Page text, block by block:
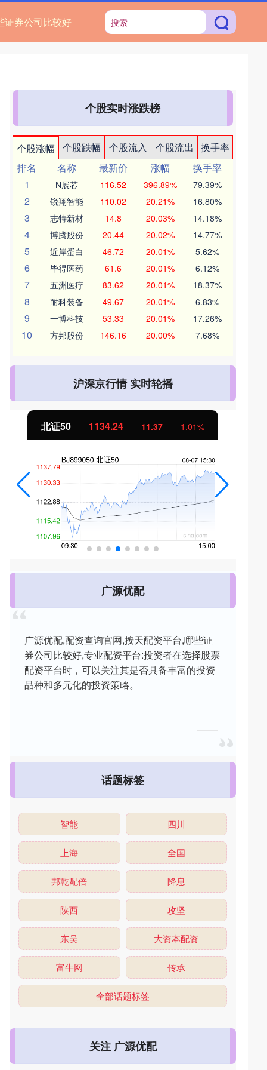
证券公司比较好
个股实时涨跌榜
个股涨幅 个股跌幅 个股流入 个股流出
换手率
排名
名称 最新价 涨幅
换手率
1
N展芯 116.52 396.89% 79.39%
2 锐翔智能 110.02 20.21% 16.80%
3 志特新材 14.8 20.03% 14.18%
4 博腾股份 20.44 20.02% 14.77%
5 近岸蛋白 46.72 20.01% 5.62%
6 毕得医药 61.6 20.01% 6.12%
7 五洲医疗 83.62 20.01% 18.37%
8 耐科装备 49.67 20.01% 6.83%
9 一博科技 53.33 20.01% 17.26%
10 方邦股份 146.16 20.00% 7.68%
沪深京行情 实时轮播
1.01% 创业板指 3563.12
广源优配
广源优配,配资查询官网,按天配资平台,哪些证
券公司比较好,专业配资平台:投资者在选择股票
配资平台时，可以关注其是否具备丰富的投资
品种和多元化的投资策略。
话题标签
智能 四川
上海 全国
邦乾配倍 降息
陕西 攻坚
东吴 大资本配资
富牛网 传承
全部话题标签
关注 广源优配